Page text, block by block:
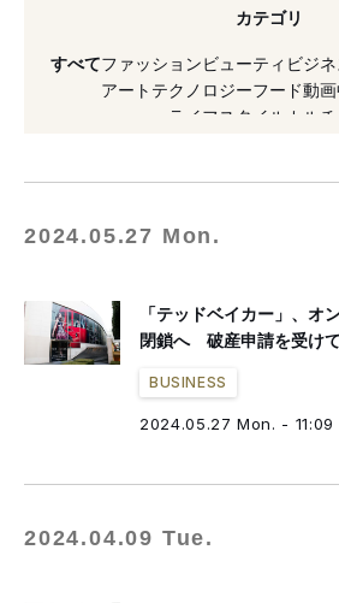
#オーセンティック・ブラン
#アメリカ
#経営破綻 #
カテゴリ
すべてファッションビューティ ビジネ
アート テクノロジーフード動画
ライフスタイル
カルチ
2024.05.27 Mon.
「テッドベイカー」、オ
閉鎖へ 破産申請を受けて
BUSINESS
2024.05.27 Mon. - 11:09
2024.04.09 Tue.